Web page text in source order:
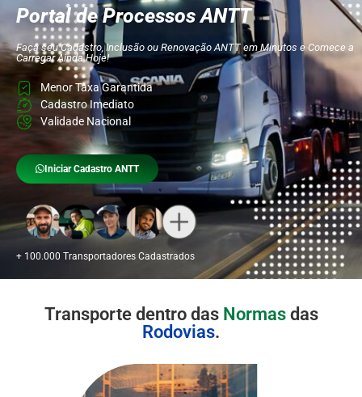
Portal de Processos ANTT
Faça seu Cadastro, Inclusão ou Renovação ANTT em Minutos e Comece a
Carregar Ainda Hoje!
Menor Taxa Garantida
Cadastro Imediato
Validade Nacional
Iniciar Cadastro ANTT
+ 100.000 Transportadores Cadastrados
Transporte dentro das Normasdas
Rodovias.